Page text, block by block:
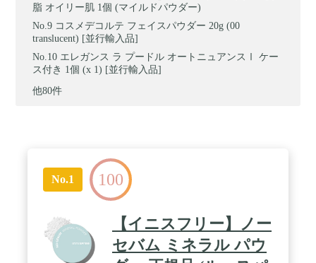
脂 オイリー肌 1個 (マイルドパウダー)
コスメデコルテ フェイスパウダー 20g (00
translucent) [並行輸入品]
エレガンス ラ プードル オートニュアンスⅠ ケー
ス付き 1個 (x 1) [並行輸入品]
他80件
No.1 100
【イニスフリー】ノー
セバム ミネラル パウ